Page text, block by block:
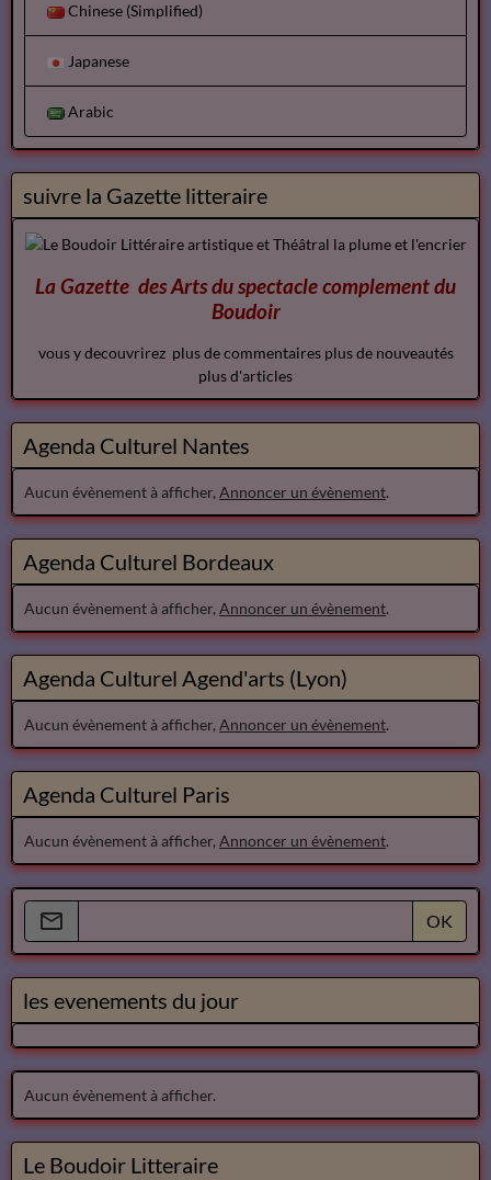
Chinese (Simplified)
Japanese
Arabic
suivre la Gazette litteraire
La Gazette des Arts du spectaclecomplementdu
Boudoir
vous y decouvrirez plus de commentaires plus de nouveautés
plus d'articles
Agenda Culturel Nantes
Aucun évènement à afficher,Annoncer un évènement.
Agenda Culturel Bordeaux
Aucun évènement à afficher,Annoncer un évènement.
Agenda Culturel Agend'arts (Lyon)
Aucun évènement à afficher,Annoncer un évènement.
Agenda Culturel Paris
Aucun évènement à afficher,Annoncer un évènement.
OK
les evenements du jour
Aucun évènement à afficher.
Le Boudoir Litteraire